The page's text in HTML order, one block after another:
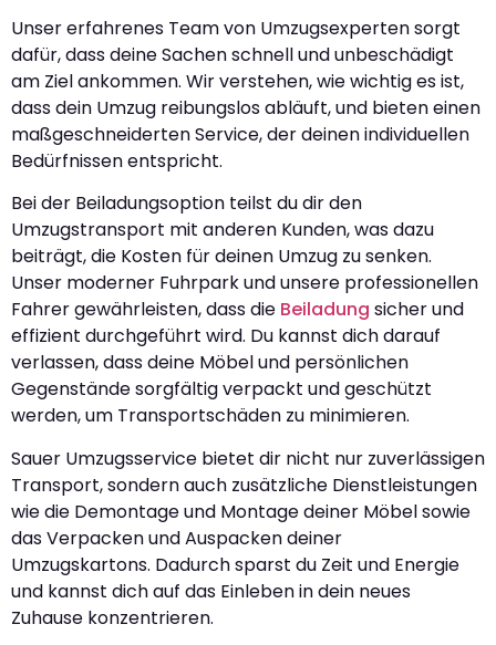
Unser erfahrenes Team von Umzugsexperten sorgt
dafür, dass deine Sachen schnell und unbeschädigt
am Ziel ankommen. Wir verstehen, wie wichtig es ist,
dass dein Umzug reibungslos abläuft, und bieten einen
maßgeschneiderten Service, der deinen individuellen
Bedürfnissen entspricht.
Bei der Beiladungsoption teilst du dir den
Umzugstransport mit anderen Kunden, was dazu
beiträgt, die Kosten für deinen Umzug zu senken.
Unser moderner Fuhrpark und unsere professionellen
Fahrer gewährleisten, dass die Beiladung sicher und
effizient durchgeführt wird. Du kannst dich darauf
verlassen, dass deine Möbel und persönlichen
Gegenstände sorgfältig verpackt und geschützt
werden, um Transportschäden zu minimieren.
Sauer Umzugsservice bietet dir nicht nur zuverlässigen
Transport, sondern auch zusätzliche Dienstleistungen
wie die Demontage und Montage deiner Möbel sowie
das Verpacken und Auspacken deiner
Umzugskartons. Dadurch sparst du Zeit und Energie
und kannst dich auf das Einleben in dein neues
Zuhause konzentrieren.